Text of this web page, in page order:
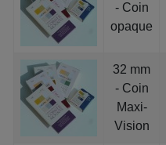
- Coin
opaque
32 mm
- Coin
Maxi-
Vision